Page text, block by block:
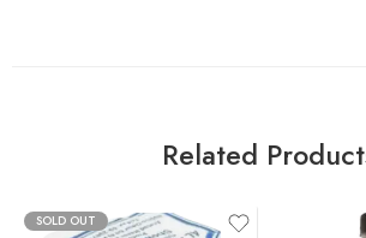
Related
SOLD OUT